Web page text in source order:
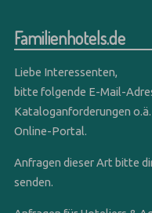
Familienhotels.de
Liebe Interessenten,
bitte folgende E-Mail-
Kataloganforderungen
Online-Portal.
Anfragen dieser Art bitte
senden.